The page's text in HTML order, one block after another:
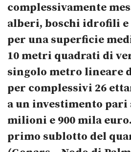
complessivamente
alberi, boschi idrofili e
per una superficie
10 metri quadrati di
singolo metro lineare
per complessivi 26
a un investimento pari
milioni e 900 mila euro.
primo sublotto del